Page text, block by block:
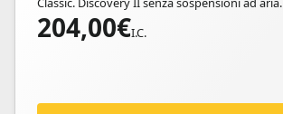
204,00€I.C.